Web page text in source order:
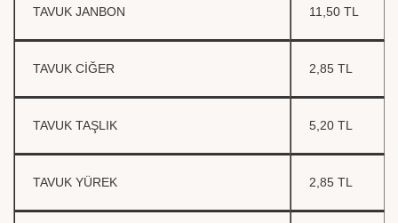
TAVUK JANBON 11,50 TL
TAVUK CİĞER 2,85 TL
TAVUK TAŞLIK 5,20 TL
TAVUK YÜREK 2,85 TL